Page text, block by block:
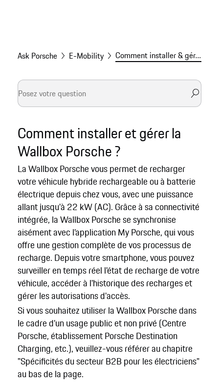
Ask Porsche E-Mobility Comment installer & gérer la Porsche Wallbox
Comment installer et gérer la
Wallbox Porsche ?
La Wallbox Porsche vous permet de recharger
votre véhicule hybride rechargeable ou à batterie
électrique depuis chez vous, avec une puissance
allant jusqu'à 22 kW (AC). Grâce à sa connectivité
intégrée, la Wallbox Porsche se synchronise
aisément avec l’application My Porsche, qui vous
offre une gestion complète de vos processus de
recharge. Depuis votre smartphone, vous pouvez
surveiller en temps réel l'état de recharge de votre
véhicule, accéder à l'historique des recharges et
gérer les autorisations d'accès.
Si vous souhaitez utiliser la Wallbox Porsche dans
le cadre d’un usage public et non privé (Centre
Porsche, établissement Porsche Destination
Charging, etc.), veuillez-vous référer au chapitre
"Spécificités du secteur B2B pour les électriciens"
au bas de la page.